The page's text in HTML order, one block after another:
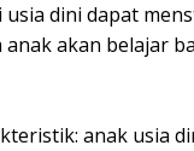
usia dini dapat
akan belajar
anak usia